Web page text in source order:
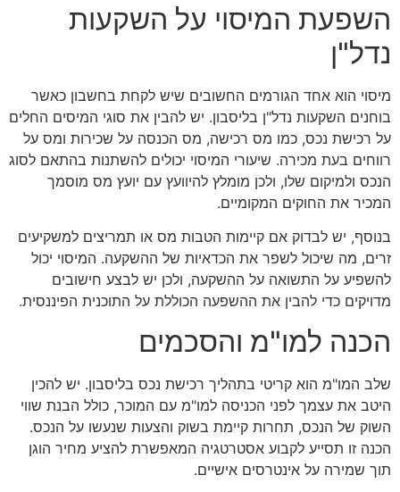
השפעת המיסוי על השקעות
נדל"ן
מיסוי הוא אחד הגורמים החשובים שיש לקחת בחשבון כאשר
בוחנים השקעות נדל"ן בליסבון. יש להבין את סוגי המיסים החלים
על רכישת נכס, כמו מס רכישה, מס הכנסה על שכירות ומס על
רווחים בעת מכירה. שיעורי המיסוי יכולים להשתנות בהתאם לסוג
הנכס ולמיקום שלו, ולכן מומלץ להיוועץ עם יועץ מס מוסמך
המכיר את החוקים המקומיים.
בנוסף, יש לבדוק אם קיימות הטבות מס או תמריצים למשקיעים
זרים, מה שיכול לשפר את הכדאיות של ההשקעה. המיסוי יכול
להשפיע על התשואה על ההשקעה, ולכן יש לבצע חישובים
מדויקים כדי להבין את ההשפעה הכוללת על התוכנית הפיננסית.
הכנה למו"מ והסכמים
שלב המו"מ הוא קריטי בתהליך רכישת נכס בליסבון. יש להכין
היטב את עצמך לפני הכניסה למו"מ עם המוכר, כולל הבנת שווי
השוק של הנכס, תחרות קיימת בשוק והצעות שנעשו על הנכס.
הכנה זו תסייע לקבוע אסטרטגיה המאפשרת להציע מחיר הוגן
תוך שמירה על אינטרסים אישיים.